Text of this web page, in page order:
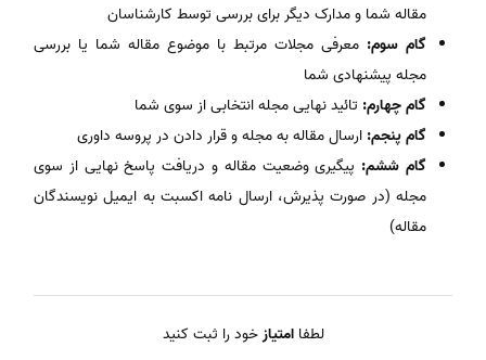
مقاله شما و مدارک دیگر برای بررسی توسط کارشناسان
گام سوم: معرفی مجلات مرتبط با موضوع مقاله شما یا بررسی
مجله پیشنهادی شما
گام چهارم: تائید نهایی مجله انتخابی از سوی شما
گام پنجم: ارسال مقاله به مجله و قرار دادن در پروسه داوری
گام ششم: پیگیری وضعیت مقاله و دریافت پاسخ نهایی از سوی
مجله (در صورت پذیرش، ارسال نامه اکسبت به ایمیل نویسندگان
مقاله)
لطفاامتیازخود را ثبت کنید